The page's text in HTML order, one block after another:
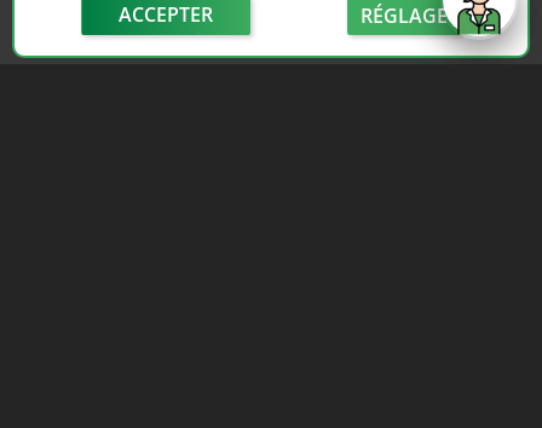
ACCEPTER RÉGLAGE